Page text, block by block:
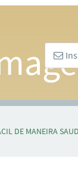
DE MANEIRA